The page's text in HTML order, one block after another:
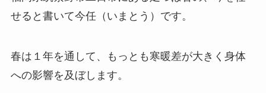
せると書いて今任（いまとう）です。
春は１年を通して、もっとも寒暖差が大きく身体
への影響を及ぼします。